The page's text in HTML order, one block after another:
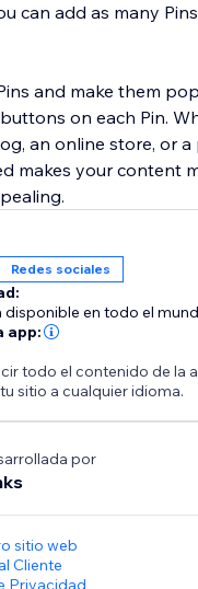
can add as many
and make them
on each Pin.
an online store, or a
makes your content
Redes sociales
disponible en todo el
app:
todo el contenido de la
sitio a cualquier idioma.
por
sitio web
Cliente
Privacidad